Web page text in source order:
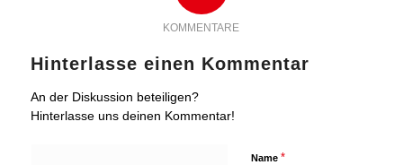
KOMMENTARE
Hinterlasse einen Kommentar
An der Diskussion beteiligen?
Hinterlasse uns deinen Kommentar!
Name *